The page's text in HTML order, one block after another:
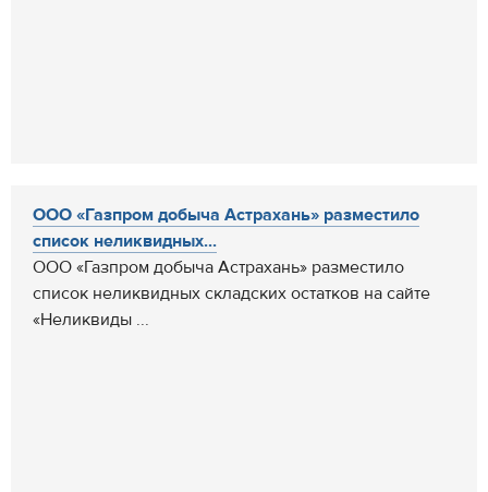
ООО «Газпром добыча Астрахань» разместило
список неликвидных...
ООО «Газпром добыча Астрахань» разместило
список неликвидных складских остатков на сайте
«Неликвиды ...